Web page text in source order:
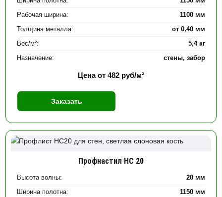
Рабочая ширина:
1100 мм
Толщина металла:
от 0,40 мм
Вес/м²:
5,4 кг
Назначение:
стены, забор
Цена от 482 руб/м²
Заказать
Профнастил НС 20
Высота волны:
20 мм
Ширина полотна:
1150 мм